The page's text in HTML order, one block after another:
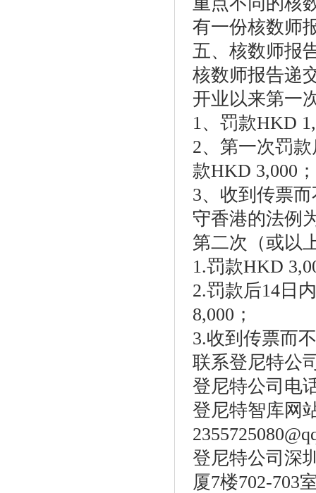
有一份核数师
五、核数师报
核数师报告递
开业以来第一
1、罚款HKD
2、第一次罚
款HKD 3,000；
3、收到传票
守香港的法例
第二次（或以
1.罚款HKD
2.罚款后14日
8,000；
3.收到传票而
联系登尼特公
登尼特公司电
登尼特智库网
登尼特公司深
厦7楼702-703